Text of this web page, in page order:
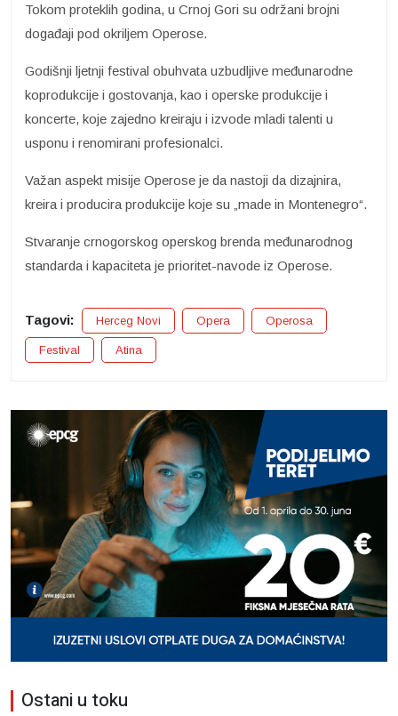
Tokom proteklih godina, u Crnoj Gori su održani brojni
događaji pod okriljem Operose.
Godišnji ljetnji festival obuhvata uzbudljive međunarodne
koprodukcije i gostovanja, kao i operske produkcije i
koncerte, koje zajedno kreiraju i izvode mladi talenti u
usponu i renomirani profesionalci.
Važan aspekt misije Operose je da nastoji da dizajnira,
kreira i producira produkcije koje su „made in Montenegro“.
Stvaranje crnogorskog operskog brenda međunarodnog
standarda i kapaciteta je prioritet-navode iz Operose.
Tagovi: Herceg Novi Opera Operosa
Festival Atina
Ostani u toku